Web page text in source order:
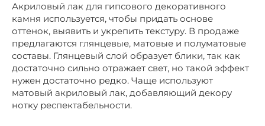
Акриловый лак для гипсового декоративного
камня используется, чтобы придать основе
оттенок, выявить и укрепить текстуру. В продаже
предлагаются глянцевые, матовые и полуматовые
составы. Глянцевый слой образует блики, так как
достаточно сильно отражает свет, но такой эффект
нужен достаточно редко. Чаще используют
матовый акриловый лак, добавляющий декору
нотку респектабельности.